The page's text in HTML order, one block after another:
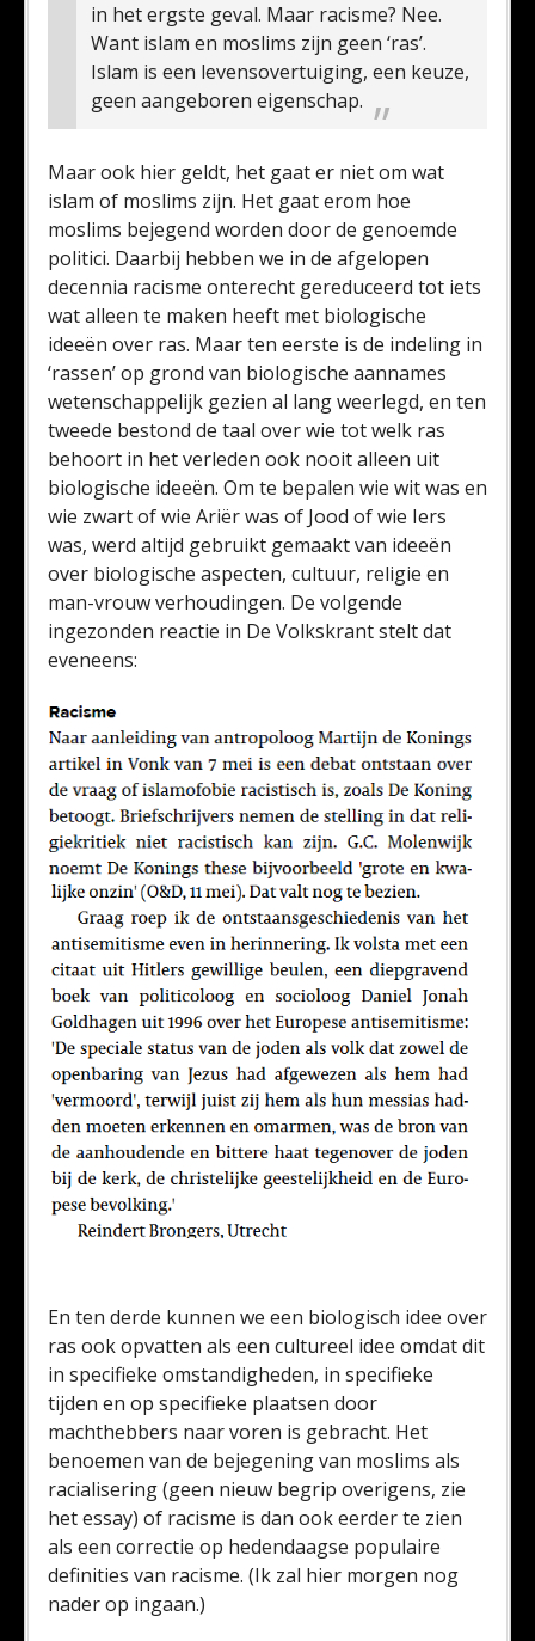
in het ergste geval. Maar racisme? Nee.
Want islam en moslims zijn geen ‘ras’.
Islam is een levensovertuiging, een keuze,
geen aangeboren eigenschap.
Maar ook hier geldt, het gaat er niet om wat
islam of moslims zijn. Het gaat erom hoe
moslims bejegend worden door de genoemde
politici. Daarbij hebben we in de afgelopen
decennia racisme onterecht gereduceerd tot iets
wat alleen te maken heeft met biologische
ideeën over ras. Maar ten eerste is de indeling in
‘rassen’ op grond van biologische aannames
wetenschappelijk gezien al lang weerlegd, en ten
tweede bestond de taal over wie tot welk ras
behoort in het verleden ook nooit alleen uit
biologische ideeën. Om te bepalen wie wit was en
wie zwart of wie Ariër was of Jood of wie Iers
was, werd altijd gebruikt gemaakt van ideeën
over biologische aspecten, cultuur, religie en
man-vrouw verhoudingen. De volgende
ingezonden reactie in De Volkskrant stelt dat
eveneens:
En ten derde kunnen we een biologisch idee over
ras ook opvatten als een cultureel idee omdat dit
in specifieke omstandigheden, in specifieke
tijden en op specifieke plaatsen door
machthebbers naar voren is gebracht. Het
benoemen van de bejegening van moslims als
racialisering (geen nieuw begrip overigens, zie
het essay) of racisme is dan ook eerder te zien
als een correctie op hedendaagse populaire
definities van racisme. (Ik zal hier morgen nog
nader op ingaan.)